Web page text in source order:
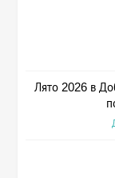
Лято 2026 в